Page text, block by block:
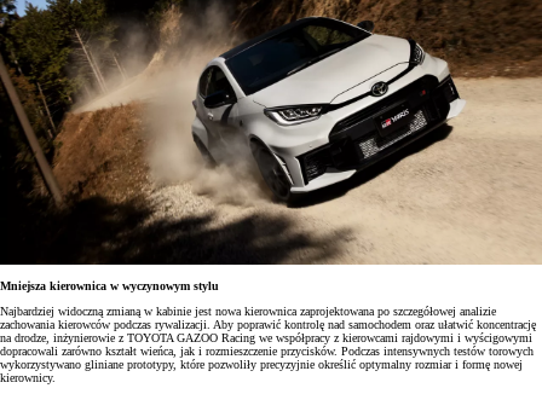
Mniejsza kierownica w wyczynowym stylu
Najbardziej widoczną zmianą w kabinie jest nowa kierownica zaprojektowana po szczegółowej analizie
zachowania kierowców podczas rywalizacji. Aby poprawić kontrolę nad samochodem oraz ułatwić koncentrację
na drodze, inżynierowie z TOYOTA GAZOO Racing we współpracy z kierowcami rajdowymi i wyścigowymi
dopracowali zarówno kształt wieńca, jak i rozmieszczenie przycisków. Podczas intensywnych testów torowych
wykorzystywano gliniane prototypy, które pozwoliły precyzyjnie określić optymalny rozmiar i formę nowej
kierownicy.